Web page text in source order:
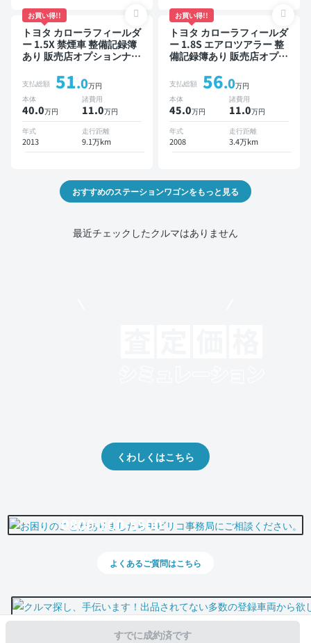
すでに成約済です
お買い得!!
トヨタ カローラフィールダ
ー 1.5X 禁煙車 整備記録簿
あり 販売店オプションナビ
ックモニター ドライブレコ
ーダー
支払総額 51.0万円
本体
40.0万円
諸費用
11.0万円
年式
2013
走行距離
9.1万km
お買い得!!
トヨタ カローラフィールダ
ー 1.8S エアロツアラー 整
備記録簿あり 販売店オプシ
ETC バックモニター
支払総額 56.0万円
本体
45.0万円
諸費用
11.0万円
年式
2008
走行距離
3.4万km
おすすめのステーションワゴンをもっと見る
最近チェックしたクルマはありません
くわしくはこちら
0800-500-5500
よくあるご質問はこちら